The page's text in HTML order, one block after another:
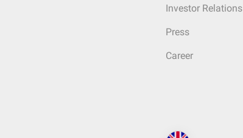
Investor Relations
Press
Career